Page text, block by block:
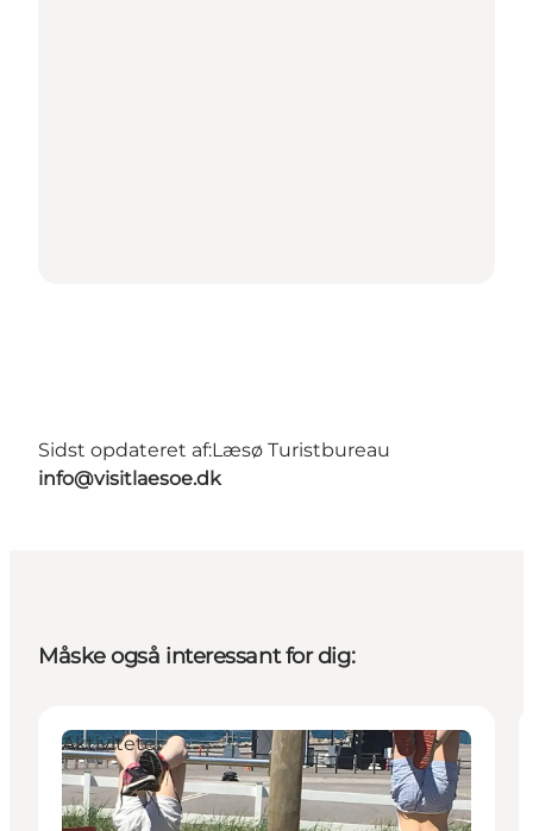
Sidst opdateret af:Læsø Turistbureau
info@visitlaesoe.dk
Måske også interessant for dig:
Aktiviteter